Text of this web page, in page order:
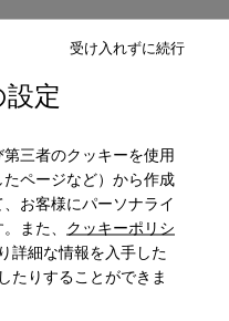
設定
三者のクッキーを使用
ページなど）から作成
お客様にパーソナライ
また、 クッキーポリシ
詳細な情報を入手した
たりすることができま
受け入れずに続行
ド
層になったラバーのアウ
- ファブリック 14%
作られています。適切な
護し、より長持ちさせる